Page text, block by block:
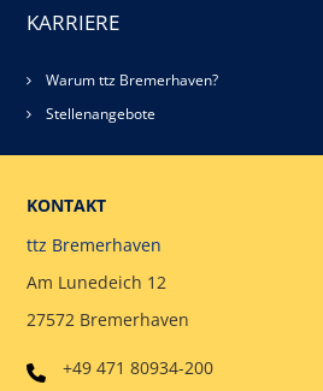
KARRIERE
Warum ttz Bremerhaven?
Stellenangebote
KONTAKT
ttz Bremerhaven
Am Lunedeich 12
27572 Bremerhaven
+49 471 80934-200